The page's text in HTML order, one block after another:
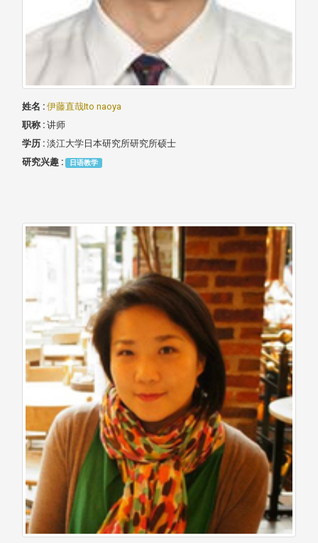
姓名 : 伊藤直哉Ito naoya
职称 : 讲师
学历 : 淡江大学日本研究所研究所硕士
研究兴趣 :
日语教学